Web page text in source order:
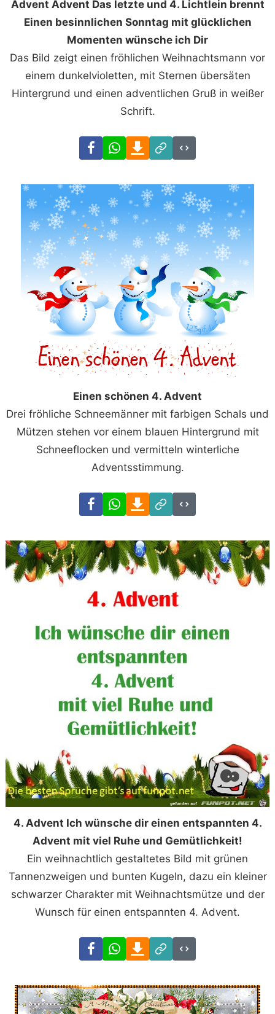
Advent Advent Das letzte und 4. Lichtlein brennt
Einen besinnlichen Sonntag mit glücklichen
Momenten wünsche ich Dir
Das Bild zeigt einen fröhlichen Weihnachtsmann vor
einem dunkelvioletten, mit Sternen übersäten
Hintergrund und einen adventlichen Gruß in weißer
Schrift.
FacebookWhatsAppDownload
Link
Code
Einen schönen 4. Advent
Drei fröhliche Schneemänner mit farbigen Schals und
Mützen stehen vor einem blauen Hintergrund mit
Schneeflocken und vermitteln winterliche
Adventsstimmung.
FacebookWhatsAppDownload
Link
Code
4. Advent Ich wünsche dir einen entspannten 4.
Advent mit viel Ruhe und Gemütlichkeit!
Ein weihnachtlich gestaltetes Bild mit grünen
Tannenzweigen und bunten Kugeln, dazu ein kleiner
schwarzer Charakter mit Weihnachtsmütze und der
Wunsch für einen entspannten 4. Advent.
FacebookWhatsAppDownload
Link
Code